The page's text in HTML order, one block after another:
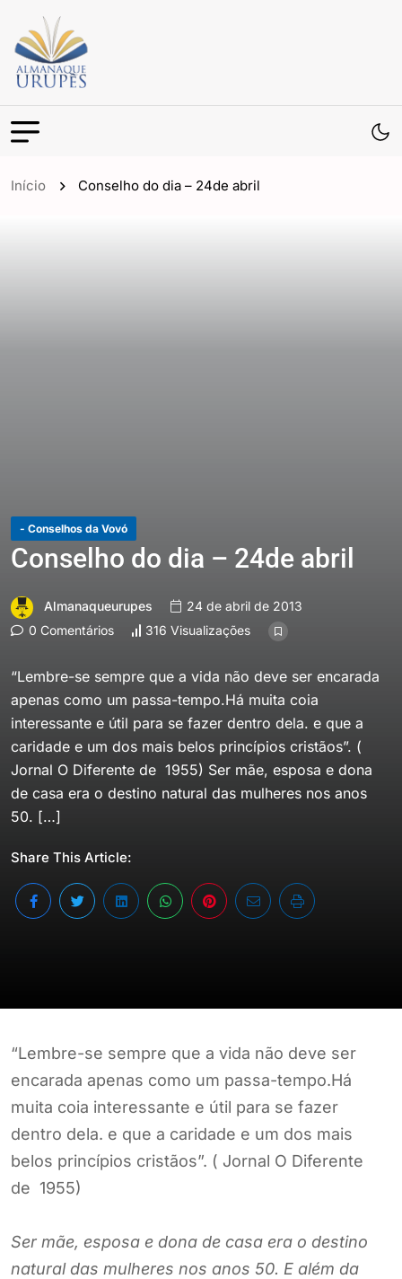
Início Conselho do dia – 24de abril
- Conselhos da Vovó
Conselho do dia – 24de abril
Almanaqueurupes
24 de abril de 2013
0 Comentários
316 Visualizações
“Lembre-se sempre que a vida não deve ser encarada
apenas como um passa-tempo.Há muita coia
interessante e útil para se fazer dentro dela. e que a
caridade e um dos mais belos princípios cristãos”. (
Jornal O Diferente de 1955) Ser mãe, esposa e dona
de casa era o destino natural das mulheres nos anos
50. […]
Share This Article:
“Lembre-se sempre que a vida não deve ser
encarada apenas como um passa-tempo.Há
muita coia interessante e útil para se fazer
dentro dela. e que a caridade e um dos mais
belos princípios cristãos”. ( Jornal O Diferente
de 1955)
Ser mãe, esposa e dona de casa era o destino
natural das mulheres nos anos 50. E além da